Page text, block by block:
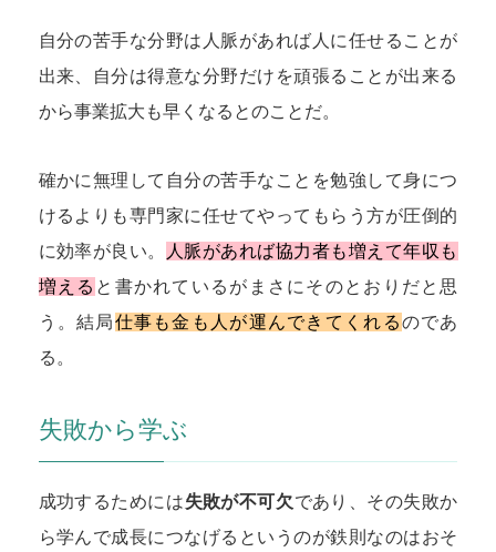
自分の苦手な分野は人脈があれば人に任せることが
出来、自分は得意な分野だけを頑張ることが出来る
から事業拡大も早くなるとのことだ。
確かに無理して自分の苦手なことを勉強して身につ
けるよりも専門家に任せてやってもらう方が圧倒的
に効率が良い。
人脈があれば協力者も増えて年収も
増える と書かれているがまさにそのとおりだと思
う。結局仕事も金も人が運んできてくれるのであ
る。
失敗から学ぶ
成功するためには失敗が不可欠であり、その失敗か
ら学んで成長につなげるというのが鉄則なのはおそ